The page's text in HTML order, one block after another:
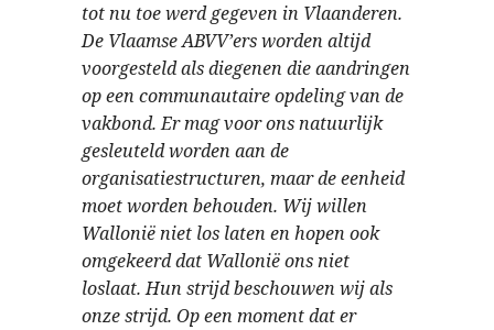
tot nu toe werd gegeven in Vlaanderen.
De Vlaamse ABVV’ers worden altijd
voorgesteld als diegenen die aandringen
op een communautaire opdeling van de
vakbond. Er mag voor ons natuurlijk
gesleuteld worden aan de
organisatiestructuren, maar de eenheid
moet worden behouden. Wij willen
Wallonië niet los laten en hopen ook
omgekeerd dat Wallonië ons niet
loslaat. Hun strijd beschouwen wij als
onze strijd. Op een moment dat er